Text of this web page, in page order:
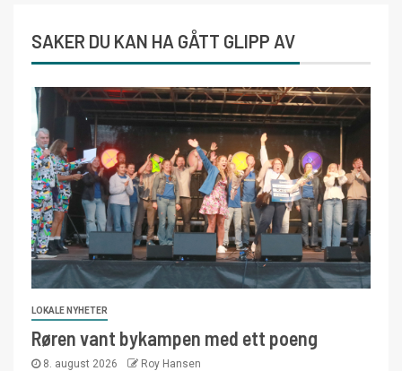
SAKER DU KAN HA GÅTT GLIPP AV
LOKALE NYHETER
Røren vant bykampen med ett poeng
8. august 2026 Roy Hansen